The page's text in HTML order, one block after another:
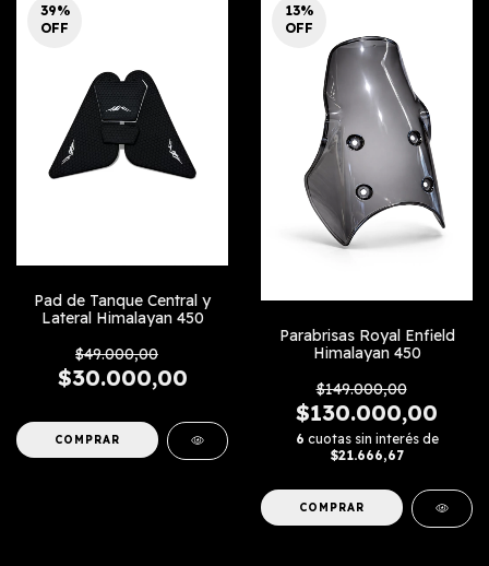
39%
OFF
Pad de Tanque Central y
Lateral Himalayan 450
$49.000,00
$30.000,00
13%
OFF
Parabrisas Royal Enfield
Himalayan 450
$149.000,00
$130.000,00
6 cuotas sin interés de
$21.666,67
COMPRAR